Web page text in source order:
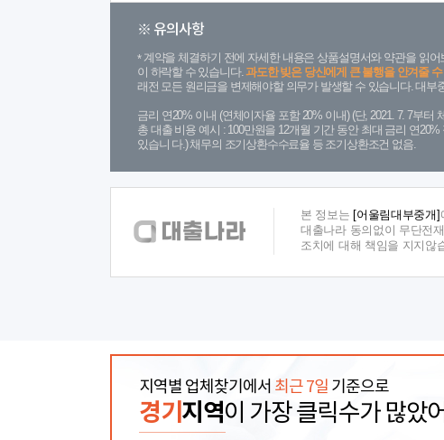
※ 유의사항
계약을 체결하기 전에 자세한 내용은 상품설명서와 약관을 읽
이 하락할 수 있습니다.과도한 빚은 당신에게 큰 불행을 안겨줄
래전 모든 원리금을 변제해야할 의무가 발생할 수 있습니다. 대
금리 연20% 이내 (연체이자율 포함 20% 이내) (단, 2021. 7. 7부
총 대출 비용 예시 : 100만원을 12개월 기간 동안 최대 금리 연
있습니 다.) 채무의 조기상환수수료율 등 조기상환조건 없음.
본 정보는 [어울림대부중개]
대출나라 동의없이 무단전
조치에 대해 책임을 지지않
지역별 업체찾기에서 최근 7일 기준으로
경기 지역이 가장 클릭수가 많았